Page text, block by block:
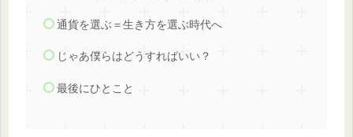
通貨を選ぶ＝生き方を選ぶ時代へ
じゃあ僕らはどうすればいい？
最後にひとこと